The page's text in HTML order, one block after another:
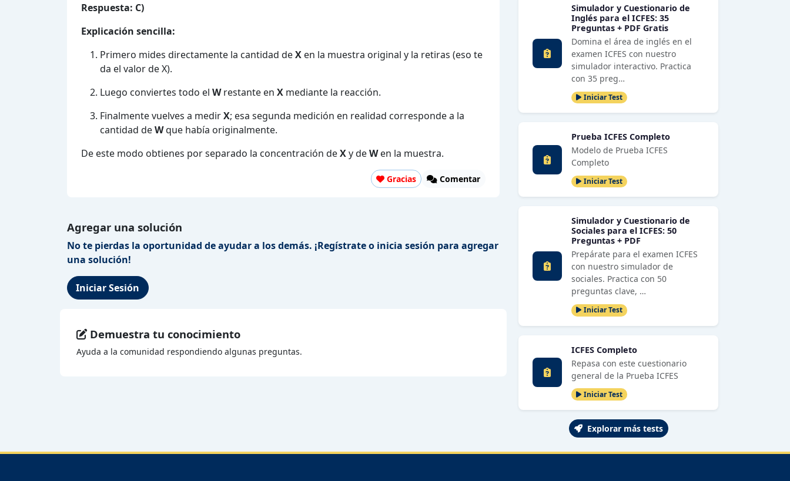
Respuesta: C)
Explicación sencilla:
Primero mides directamente la cantidad deX en la muestra original y la retiras (eso te
da el valor de X).
Luego conviertes todo el Wrestante en X mediante la reacción.
Finalmente vuelves a medirX; esa segunda medición en realidad corresponde a la
cantidad deWque había originalmente.
De este modo obtienes por separado la concentración deXy deWen la muestra.
Gracias Comentar
Agregar una solución
No te pierdas la oportunidad de ayudar a los demás. ¡Regístrate o inicia sesión para agregar
una solución!
Iniciar Sesión
Demuestra tu conocimiento
Ayuda a la comunidad respondiendo algunas preguntas.
Simulador y Cuestionario de
Inglés para el ICFES: 35
Preguntas + PDF Gratis
Domina el área de inglés en el
examen ICFES con nuestro
simulador interactivo. Practica
con 35 preg…
Iniciar Test
Prueba ICFES Completo
Modelo de Prueba ICFES
Completo
Iniciar Test
Simulador y Cuestionario de
Sociales para el ICFES: 50
Preguntas + PDF
Prepárate para el examen ICFES
con nuestro simulador de
sociales. Practica con 50
preguntas clave, …
Iniciar Test
ICFES Completo
Repasa con este cuestionario
general de la Prueba ICFES
Iniciar Test
Explorar más tests